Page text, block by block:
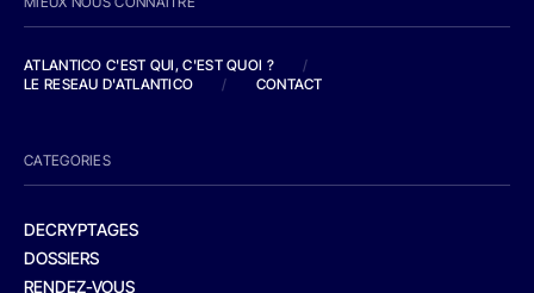
ATLANTICO C'EST QUI, C'EST QUOI ?
/
LE RESEAU D'ATLANTICO
/ CONTACT
CATEGORIES
DECRYPTAGES
DOSSIERS
RENDEZ-VOUS